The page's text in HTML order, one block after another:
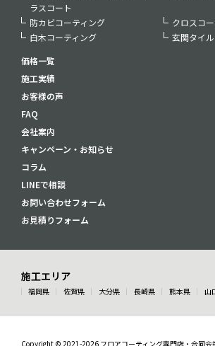
ラスコート
防カビコーティング
クロスコ
白木コーティング
玄関タイ
価格一覧
施工実績
お客様の声
FAQ
会社案内
キャンペーン・お知らせ
コラム
LINEで相談
お問い合わせフォーム
お見積りフォーム
施工エリア
福岡県 佐賀県 大分県 長崎県 熊本県 山
Copyright © 2021-2026 フロアコーティング専門店・合同会